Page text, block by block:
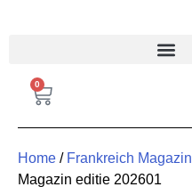
0
Home / Frankreich Magazin
Magazin editie 202601